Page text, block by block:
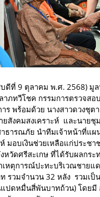
ดีที่ 9 ตุลาคม พ.ศ. 2568) มู
ภทวีโชค กรรมการตรวจสอ
ร พร้อมด้วย นางสาวดวงชุต
ยสังคมสงเคราะห์ และนาย
ธารณภัย นำทีมเจ้าหน้าที่แผ
มอบเงินช่วยเหลือแก่ประช
วัดศรีสะเกษ ที่ได้รับผลกระ
เหตุการณ์ปะทะบริเวณชายแ
รวมจำนวน 32 หลัง รวมเป็
ปดหมื่นสี่พันบาทถ้วน) โดยมี